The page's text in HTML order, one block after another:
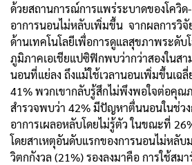
ด้วยสถานการณ์การแพร่ระบาดของโควิ
อาการนอนไม่หลับเพิ่มขึ้น จากผลการวิ
ด้านเทคโนโลยีเพื่อการดูแลสุขภาพระดับ
ภูมิภาคเอเชียแปซิฟิกพบว่ากว่าสองในส
นอนที่แย่ลง ถึงแม้ใช้เวลานอนเพิ่มขึ้นเฉ
41% พวกเขากลับรู้สึกไม่พึงพอใจต่อคุณ
สำรวจพบว่า 42% มีปัญหาตื่นนอนในช่ว
อาการเผลอหลับโดยไม่รู้ตัว ในขณะที่
โดยสาเหตุอันดับแรกของการนอนไม่หลับ
วิตกกังวล (21%) รองลงมาคือ การใช้สม